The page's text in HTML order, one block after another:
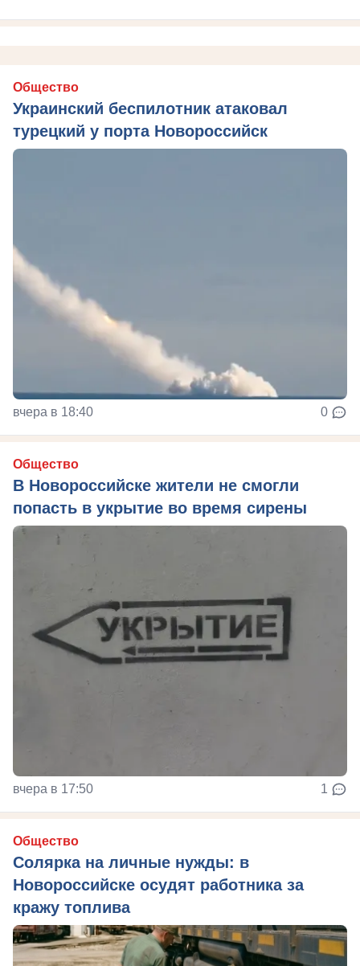
Общество
Украинский беспилотник атаковал
турецкий у порта Новороссийск
вчера в 18:40 0
Общество
В Новороссийске жители не смогли
попасть в укрытие во время сирены
вчера в 17:50 1
Общество
Солярка на личные нужды: в
Новороссийске осудят работника за
кражу топлива